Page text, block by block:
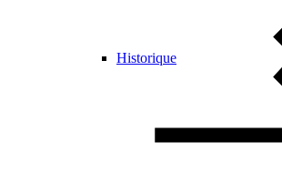
Historique